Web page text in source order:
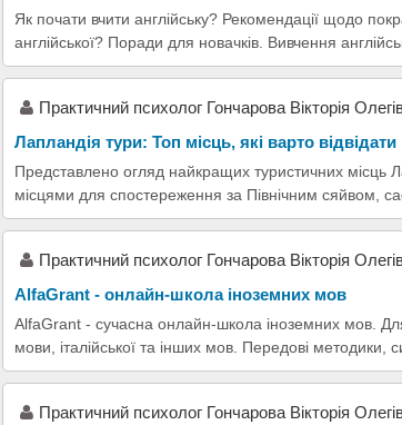
Як почати вчити англійську? Рекомендації щодо
англійської? Поради для новачків. Вивчення
Практичний психолог Гончарова Вікторія
Лапландія тури: Топ місць, які варто відвідати
Представлено огляд найкращих туристичних місць
місцями для спостереження за Північним сяйвом,
Практичний психолог Гончарова Вікторія
AlfaGrant - онлайн-школа іноземних мов
AlfaGrant - сучасна онлайн-школа іноземних мов.
мови, італійської та інших мов. Передові методики,
Практичний психолог Гончарова Вікторія